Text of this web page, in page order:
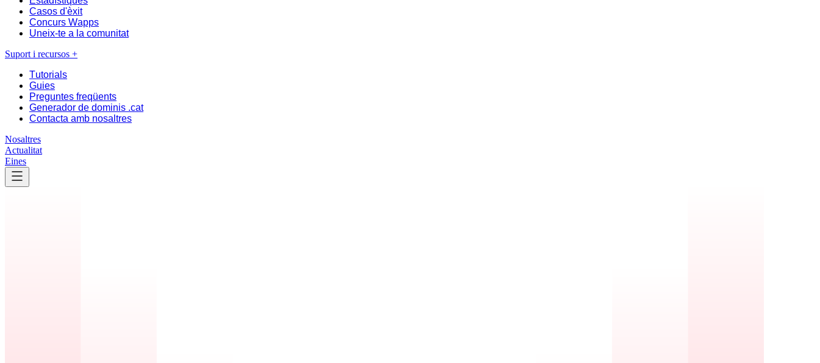
Casos d'èxit
Concurs Wapps
Uneix-te a la comunitat
Suport i recursos +
Tutorials
Guies
Preguntes freqüents
Generador de dominis .cat
Contacta amb nosaltres
Nosaltres
Actualitat
Eines